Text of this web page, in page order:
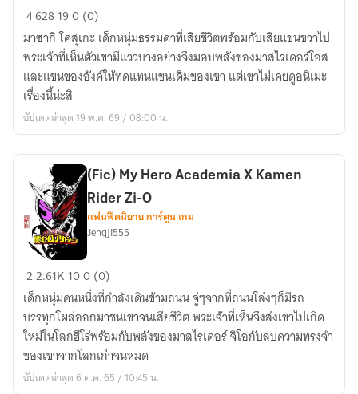
(FIC)
High
School
DXD
x
Kamen
rider
ตำนาน
บท
ใหม่
ของ
ราชา
4628190 (0)
มาซากิ โคสุเกะ เด็กหนุ่มธรรมดาที่เสียชีวิตพร้อมกับเสียแขนขวาไป
พระเจ้าที่เห็นตัวเขามีแววบางอย่างจึงมอบพลังของมาสไรเดอร์โอส
และแขนของอังค์ให้ทดแทนแขนเดิมของเขา แต่เขาไม่เคยดูอนิเมะ
เรื่องนี้น่ะสิ
อัปเดตล่าสุด 19 พ.ค. 69 / 08:00 น.
(Fic)
My
Hero
Academia
X
Kamen
Rider
(Fic) My Hero Academia X Kamen
Rider Zi-O
แฟนฟิคนิยาย การ์ตูน เกม
Jengji555
22.61K 100 (0)
เด็กหนุ่มคนหนึ่งที่กำลังเดินข้ามถนน จู่ๆจากที่ถนนโล่งๆก็มีรถ
บรรทุกโผล่ออกมาชนเขาจนเสียชีวิต พระเจ้าที่เห็นจึงส่งเขาไปเกิด
ใหม่ในโลกฮีโร่พร้อมกับพลังของมาสไรเดอร์ จิโอกับลบความทรงจำ
ของเขาจากโลกเก่าจนหมด
อัปเดตล่าสุด 6 ต.ค. 65 / 10:45 น.